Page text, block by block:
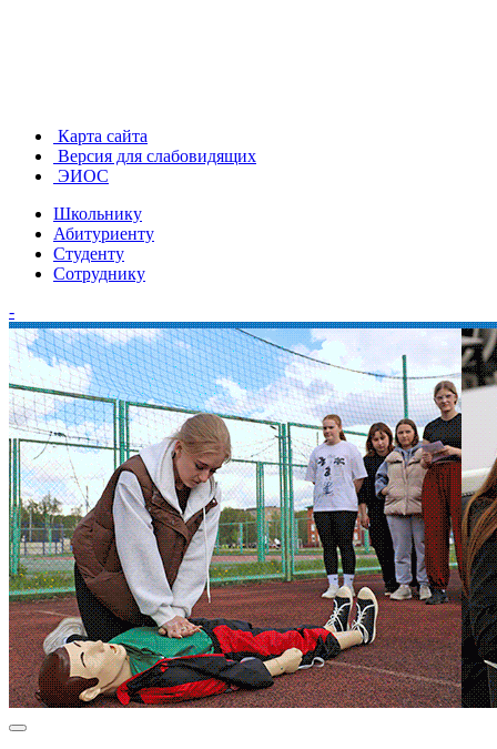
Карта сайта
Версия для слабовидящих
ЭИОС
Школьнику
Абитуриенту
Студенту
Сотруднику
-